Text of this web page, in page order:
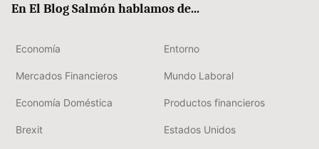
En El Blog Salmón hablamos de...
Economía Entorno
Mercados Financieros Mundo Laboral
Economía Doméstica Productos financieros
Brexit Estados Unidos